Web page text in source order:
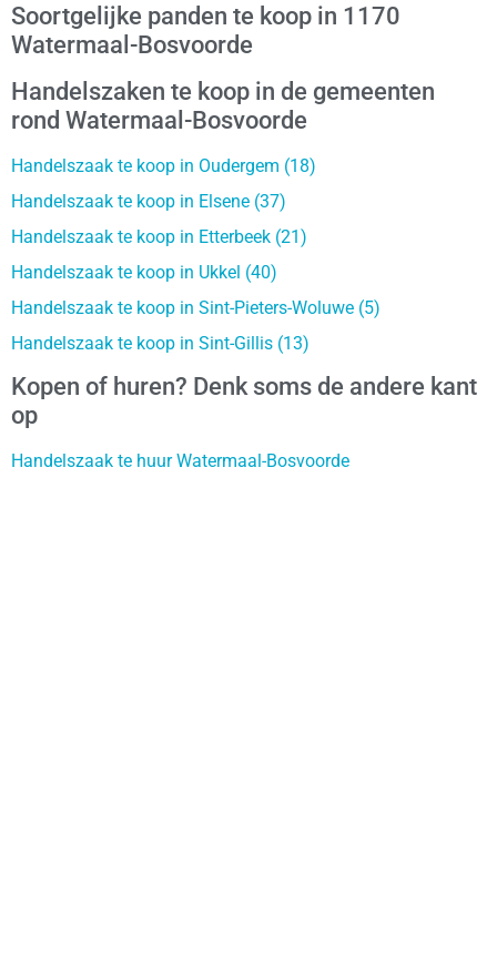
Soortgelijke panden te koop in 1170
Watermaal-Bosvoorde
Handelszaken te koop in de gemeenten
rond Watermaal-Bosvoorde
Handelszaak te koop in Oudergem (18)
Handelszaak te koop in Elsene (37)
Handelszaak te koop in Etterbeek (21)
Handelszaak te koop in Ukkel (40)
Handelszaak te koop in Sint-Pieters-Woluwe (5)
Handelszaak te koop in Sint-Gillis (13)
Kopen of huren? Denk soms de andere kant
op
Handelszaak te huur Watermaal-Bosvoorde